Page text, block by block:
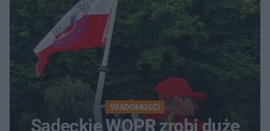
WIADOMOŚCI
Sądeckie WOPR zrobi duże